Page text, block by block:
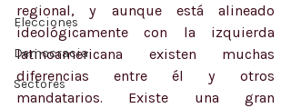
Elecciones
Democracia
Sectores
regional, y aunque está alineado
ideológicamente con la izquierda
latinoamericana existen muchas
diferencias entre él y otros
mandatarios. Existe una gran